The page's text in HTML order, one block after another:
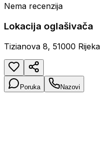
Nema recenzija
Lokacija oglašivača
Tizianova 8, 51000 Rijeka
Poruka Nazovi